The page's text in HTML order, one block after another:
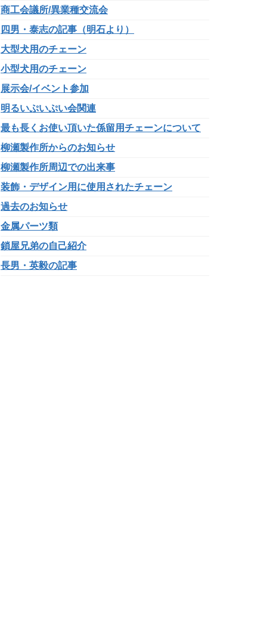
商工会議所/異業種交流会
四男・泰志の記事（明石より）
大型犬用のチェーン
小型犬用のチェーン
展示会/イベント参加
明るいぷいぷい会関連
最も長くお使い頂いた係留用チェーンについて
柳瀬製作所からのお知らせ
柳瀬製作所周辺での出来事
装飾・デザイン用に使用されたチェーン
過去のお知らせ
金属パーツ類
鎖屋兄弟の自己紹介
長男・英毅の記事